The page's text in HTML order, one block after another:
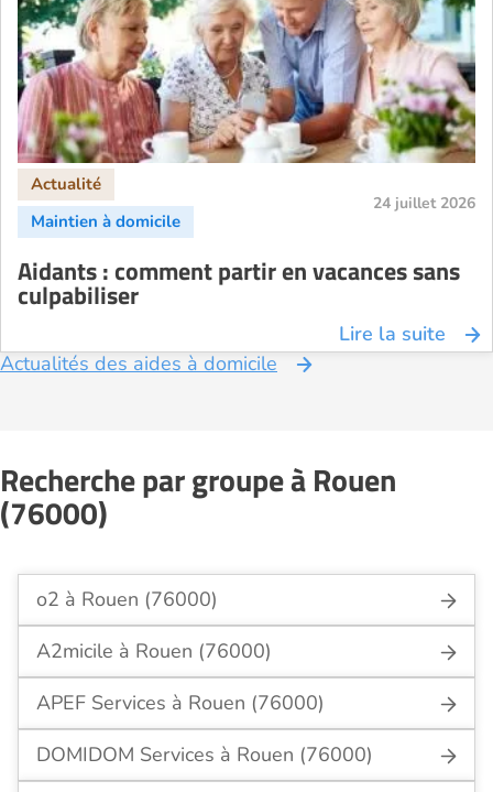
24 juillet 2026
Aidants : comment partir en vacances sans
culpabiliser
Lire la suite
Actualités des aides à domicile
Recherche par groupe à Rouen
(76000)
o2 à Rouen (76000)
A2micile à Rouen (76000)
APEF Services à Rouen (76000)
DOMIDOM Services à Rouen (76000)